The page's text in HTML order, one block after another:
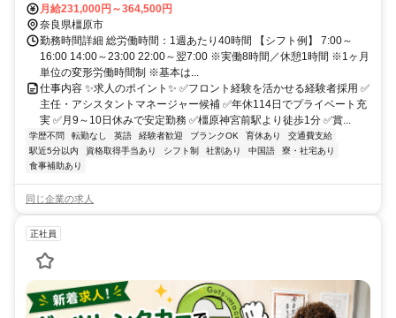
月給231,000円～364,500円
奈良県橿原市
勤務時間詳細 総労働時間：1週あたり40時間 【シフト例】 7:00～
16:00 14:00～23:00 22:00～翌7:00 ※実働8時間／休憩1時間 ※1ヶ月
単位の変形労働時間制 ※基本は...
仕事内容 ✨求人のポイント✨ ✅フロント経験を活かせる経験者採用 ✅
主任・アシスタントマネージャー候補 ✅年休114日でプライベート充
実 ✅月9～10日休みで安定勤務 ✅橿原神宮前駅より徒歩1分 ✅賞...
学歴不問 転勤なし 英語 経験者歓迎 ブランクOK 育休あり
交通費支給
駅近5分以内
資格取得手当あり シフト制 社割あり 中国語
寮・社宅あり
食事補助あり
同じ企業の求人
正社員